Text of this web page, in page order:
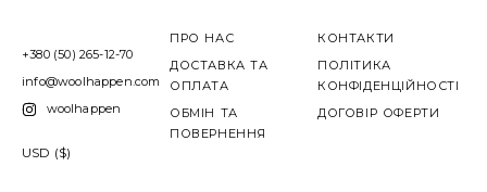
+380 (50) 265-12-70
info@woolhappen.com
woolhappen
USD ($)
ПРО НАС
ДОСТАВКА ТА
ОПЛАТА
ОБМІН ТА
ПОВЕРНЕННЯ
КОНТАКТИ
ПОЛІТИКА
КОНФІДЕНЦІЙНОСТІ
ДОГОВІР ОФЕРТИ